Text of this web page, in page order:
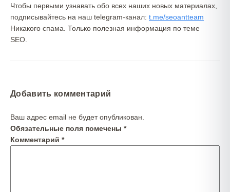
Чтобы первыми узнавать обо всех наших новых материалах,
подписывайтесь на наш telegram-канал: t.me/seoantteam
Никакого спама. Только полезная информация по теме
SEO.
Добавить комментарий
Ваш адрес email не будет опубликован.
Обязательные поля помечены *
Комментарий *